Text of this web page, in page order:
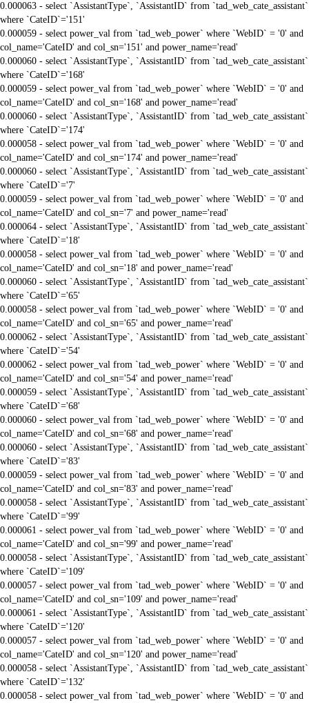
0.000063 - select `AssistantType`, `AssistantID` from `tad_web_cate_assistant`
where `CateID`='151'
0.000059 - select power_val from `tad_web_power` where `WebID` = '0' and
col_name='CateID' and col_sn='151' and power_name='read'
0.000060 - select `AssistantType`, `AssistantID` from `tad_web_cate_assistant`
where `CateID`='168'
0.000059 - select power_val from `tad_web_power` where `WebID` = '0' and
col_name='CateID' and col_sn='168' and power_name='read'
0.000060 - select `AssistantType`, `AssistantID` from `tad_web_cate_assistant`
where `CateID`='174'
0.000058 - select power_val from `tad_web_power` where `WebID` = '0' and
col_name='CateID' and col_sn='174' and power_name='read'
0.000060 - select `AssistantType`, `AssistantID` from `tad_web_cate_assistant`
where `CateID`='7'
0.000059 - select power_val from `tad_web_power` where `WebID` = '0' and
col_name='CateID' and col_sn='7' and power_name='read'
0.000064 - select `AssistantType`, `AssistantID` from `tad_web_cate_assistant`
where `CateID`='18'
0.000058 - select power_val from `tad_web_power` where `WebID` = '0' and
col_name='CateID' and col_sn='18' and power_name='read'
0.000060 - select `AssistantType`, `AssistantID` from `tad_web_cate_assistant`
where `CateID`='65'
0.000058 - select power_val from `tad_web_power` where `WebID` = '0' and
col_name='CateID' and col_sn='65' and power_name='read'
0.000062 - select `AssistantType`, `AssistantID` from `tad_web_cate_assistant`
where `CateID`='54'
0.000062 - select power_val from `tad_web_power` where `WebID` = '0' and
col_name='CateID' and col_sn='54' and power_name='read'
0.000059 - select `AssistantType`, `AssistantID` from `tad_web_cate_assistant`
where `CateID`='68'
0.000060 - select power_val from `tad_web_power` where `WebID` = '0' and
col_name='CateID' and col_sn='68' and power_name='read'
0.000060 - select `AssistantType`, `AssistantID` from `tad_web_cate_assistant`
where `CateID`='83'
0.000059 - select power_val from `tad_web_power` where `WebID` = '0' and
col_name='CateID' and col_sn='83' and power_name='read'
0.000058 - select `AssistantType`, `AssistantID` from `tad_web_cate_assistant`
where `CateID`='99'
0.000061 - select power_val from `tad_web_power` where `WebID` = '0' and
col_name='CateID' and col_sn='99' and power_name='read'
0.000058 - select `AssistantType`, `AssistantID` from `tad_web_cate_assistant`
where `CateID`='109'
0.000057 - select power_val from `tad_web_power` where `WebID` = '0' and
col_name='CateID' and col_sn='109' and power_name='read'
0.000061 - select `AssistantType`, `AssistantID` from `tad_web_cate_assistant`
where `CateID`='120'
0.000057 - select power_val from `tad_web_power` where `WebID` = '0' and
col_name='CateID' and col_sn='120' and power_name='read'
0.000058 - select `AssistantType`, `AssistantID` from `tad_web_cate_assistant`
where `CateID`='132'
0.000058 - select power_val from `tad_web_power` where `WebID` = '0' and